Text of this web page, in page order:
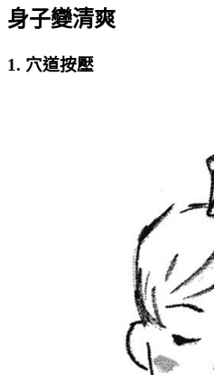
身子變清爽
1. 穴道按壓